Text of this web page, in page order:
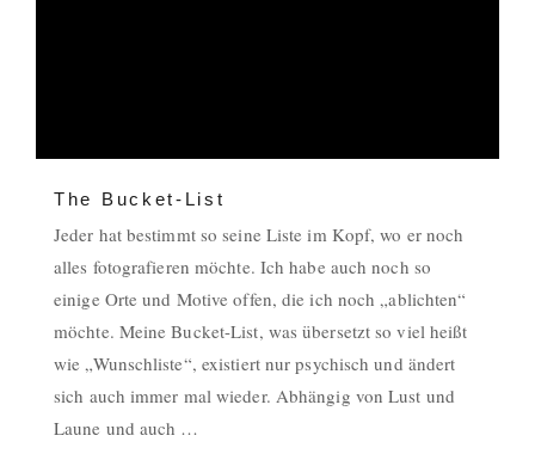
The Bucket-List
Jeder hat bestimmt so seine Liste im Kopf, wo er noch
alles fotografieren möchte. Ich habe auch noch so
einige Orte und Motive offen, die ich noch „ablichten“
möchte. Meine Bucket-List, was übersetzt so viel heißt
wie „Wunschliste“, existiert nur psychisch und ändert
sich auch immer mal wieder. Abhängig von Lust und
Laune und auch …